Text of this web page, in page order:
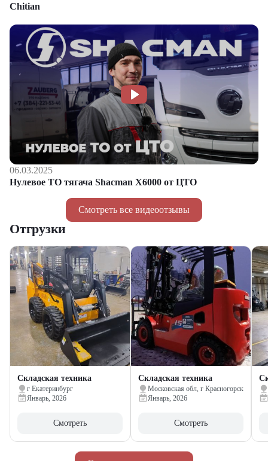
Смотреть все видеоотзывы
Chitian
06.03.2025
Нулевое ТО тягача Shacman Х6000 от ЦТО
Отгрузки
Складская техника
г Екатеринбург
Январь, 2026
Смотреть
Складская техника
Московская обл, г Красногорск
Январь, 2026
Смотреть